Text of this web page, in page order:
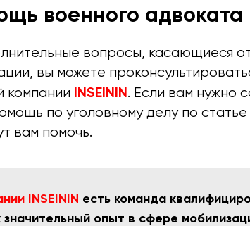
военного адвоката
вопросы, касающиеся
вы можете
компании INSEININ. Если вам нужно
по уголовному делу по
вам помочь.
INSEININ есть команда
опыт в сфере